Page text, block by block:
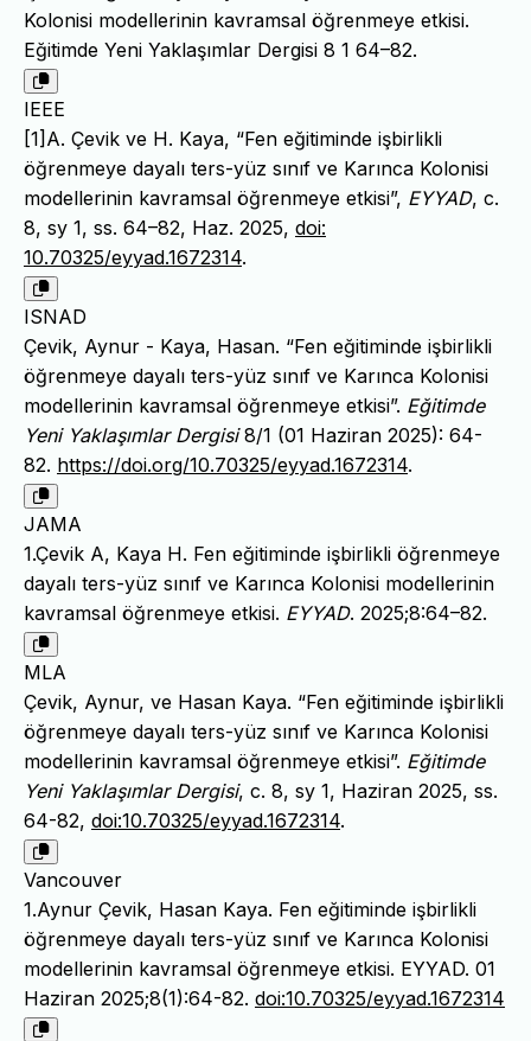
Kolonisi modellerinin kavramsal öğrenmeye etkisi.
Eğitimde Yeni Yaklaşımlar Dergisi 8 1 64–82.
IEEE
[1]A. Çevik ve H. Kaya, “Fen eğitiminde işbirlikli
öğrenmeye dayalı ters-yüz sınıf ve Karınca Kolonisi
modellerinin kavramsal öğrenmeye etkisi”, EYYAD, c.
8, sy 1, ss. 64–82, Haz. 2025, doi:
10.70325/eyyad.1672314.
ISNAD
Çevik, Aynur - Kaya, Hasan. “Fen eğitiminde işbirlikli
öğrenmeye dayalı ters-yüz sınıf ve Karınca Kolonisi
modellerinin kavramsal öğrenmeye etkisi”. Eğitimde
Yeni Yaklaşımlar Dergisi8/1 (01 Haziran 2025): 64-
82. https://doi.org/10.70325/eyyad.1672314.
JAMA
1.Çevik A, Kaya H. Fen eğitiminde işbirlikli öğrenmeye
dayalı ters-yüz sınıf ve Karınca Kolonisi modellerinin
kavramsal öğrenmeye etkisi. EYYAD. 2025;8:64–82.
MLA
Çevik, Aynur, ve Hasan Kaya. “Fen eğitiminde işbirlikli
öğrenmeye dayalı ters-yüz sınıf ve Karınca Kolonisi
modellerinin kavramsal öğrenmeye etkisi”. Eğitimde
Yeni Yaklaşımlar Dergisi, c. 8, sy 1, Haziran 2025, ss.
64-82, doi:10.70325/eyyad.1672314.
Vancouver
1.Aynur Çevik, Hasan Kaya. Fen eğitiminde işbirlikli
öğrenmeye dayalı ters-yüz sınıf ve Karınca Kolonisi
modellerinin kavramsal öğrenmeye etkisi. EYYAD. 01
Haziran 2025;8(1):64-82. doi:10.70325/eyyad.1672314